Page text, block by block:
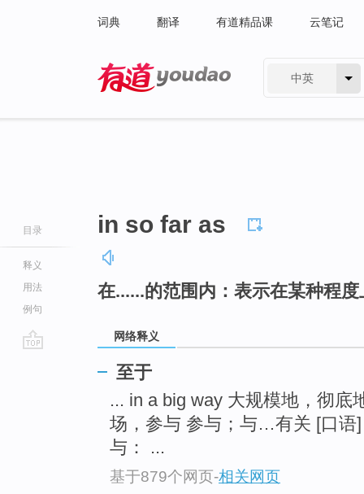
词典 翻译 有道精品课 云笔记
中英
目录
释义
用法
例句
in so far as
在......的范围内：表示在某种程
网络释义
至于
... in a big way 大规模地，彻底
场，参与 参与；与…有关 [口语
与： ...
基于879个网页-相关网页